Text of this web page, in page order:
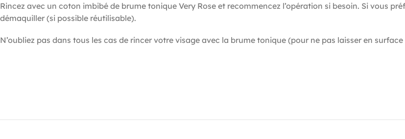
Rincez avec un coton imbibé de brume tonique Very Rose et recommencez l’opération si besoin. Si vous
démaquiller (si possible réutilisable).
N’oubliez pas dans tous les cas de rincer votre visage avec la brume tonique (pour ne pas laisser en